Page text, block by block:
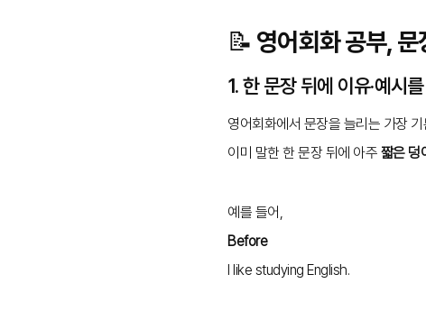
📝 영어회화 공부,
1. 한 문장 뒤에 이유·예시
영어회화에서 문장을 늘리는 가장
이미 말한 한 문장 뒤에 아주 짧은 덩
예를 들어,
Before
I like studying English.